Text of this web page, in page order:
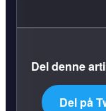
Del denne
Del på